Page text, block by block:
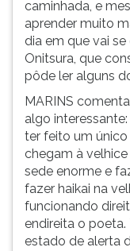
caminhada, e
aprender muito
dia em que vai
Onitsura, que
pôde ler alguns
MARINS
algo
ter feito um único
chegam à
sede enorme e
fazer haikai na
funcionando
endireita o
estado de alerta